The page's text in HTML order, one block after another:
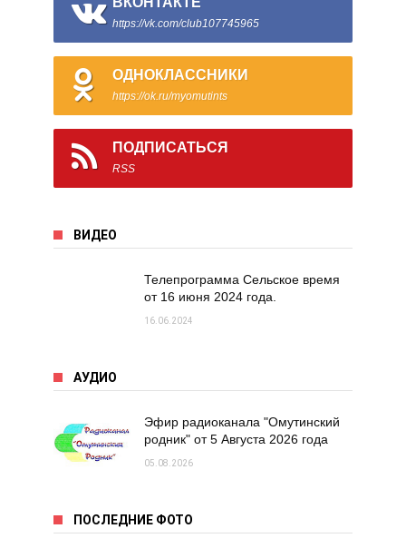
https://vk.com/club107745965
ОДНОКЛАССНИКИ
https://ok.ru/myomutints
ПОДПИСАТЬСЯ
RSS
ВИДЕО
Телепрограмма Сельское время
от 16 июня 2024 года.
16.06.2024
АУДИО
Эфир радиоканала "Омутинский
родник" от 5 Августа 2026 года
05.08.2026
ПОСЛЕДНИЕ ФОТО